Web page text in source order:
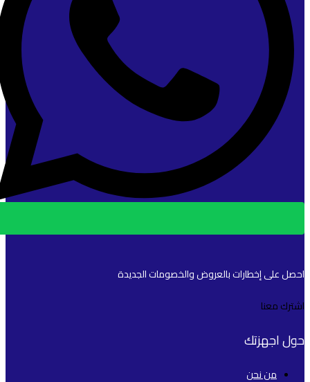
احصل على إخطارات بالعروض والخصومات الجديدة
اشترك معنا
حول اجهزتك
من نحن